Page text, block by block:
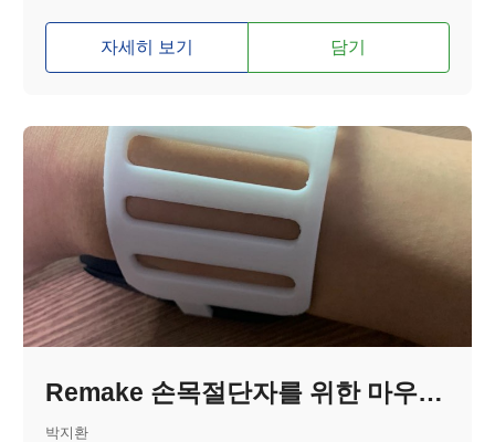
자세히 보기 담기
Remake 손목절단자를 위한 마우스 보조기기
박지환